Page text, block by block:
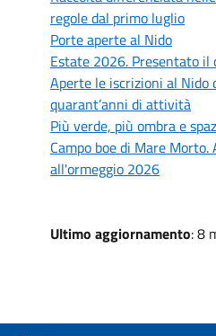
regole dal primo luglio
Porte aperte al Nido
Estate 2026. Presentato il
Aperte le iscrizioni al Nido
quarant’anni di attività
Più verde, più ombra e
Campo boe di Mare
all'ormeggio 2026
Ultimo aggiornamento: 8